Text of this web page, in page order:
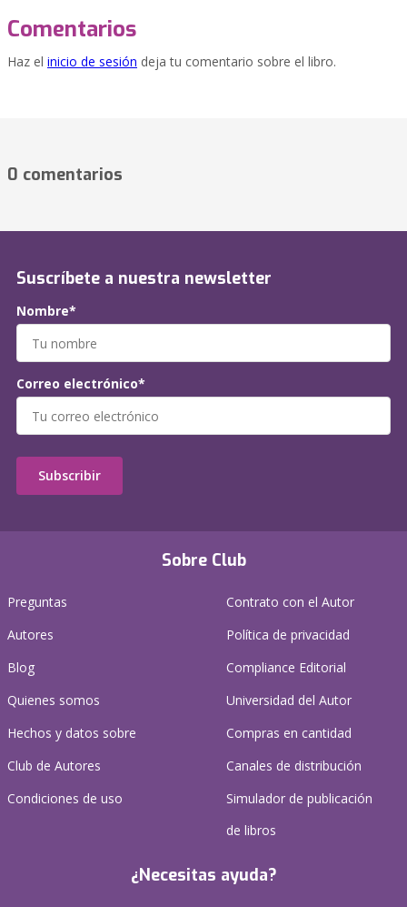
Comentarios
Haz el inicio de sesión deja tu comentario sobre el libro.
0 comentarios
Sobre Club
Preguntas
Autores
Blog
Quienes somos
Hechos y datos sobre
Club de Autores
Condiciones de uso
Contrato con el Autor
Política de privacidad
Compliance Editorial
Universidad del Autor
Compras en cantidad
Canales de distribución
Simulador de publicación
de libros
¿Necesitas ayuda?
Suscríbete a nuestra newsletter
Nombre*
Correo electrónico*
Subscribir